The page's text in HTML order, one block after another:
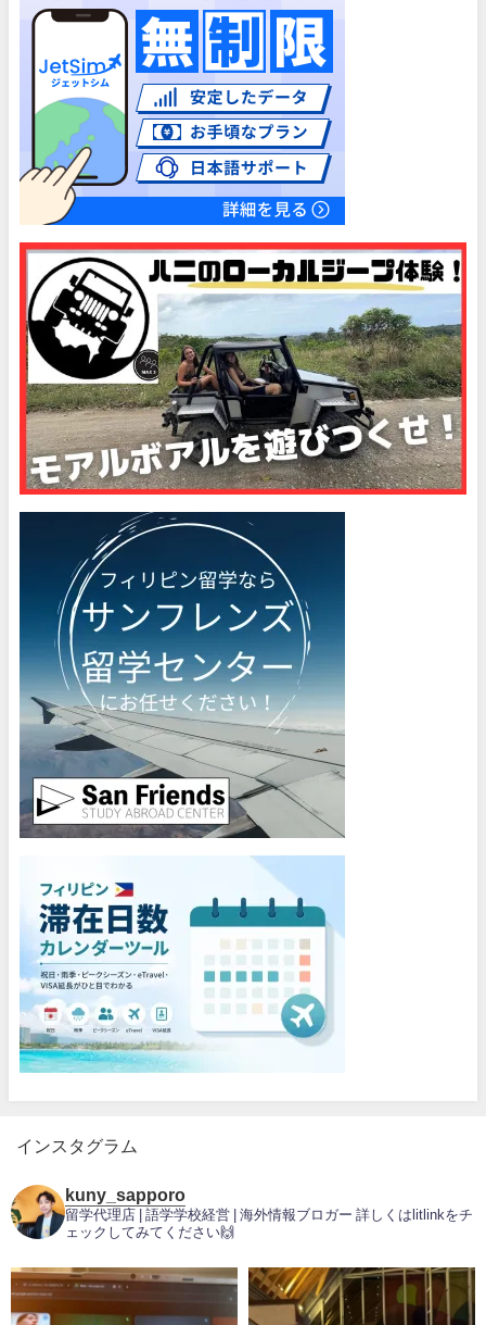
インスタグラム
kuny_sapporo
留学代理店 | 語学学校経営 | 海外情報ブロガー 詳しくはlitlinkをチ
ェックしてみてください🙌